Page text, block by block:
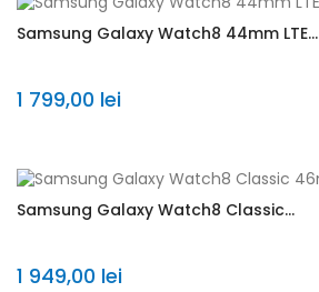
Samsung Galaxy Watch8 44mm LTE...
1 799,00 lei
Samsung Galaxy Watch8 Classic...
1 949,00 lei